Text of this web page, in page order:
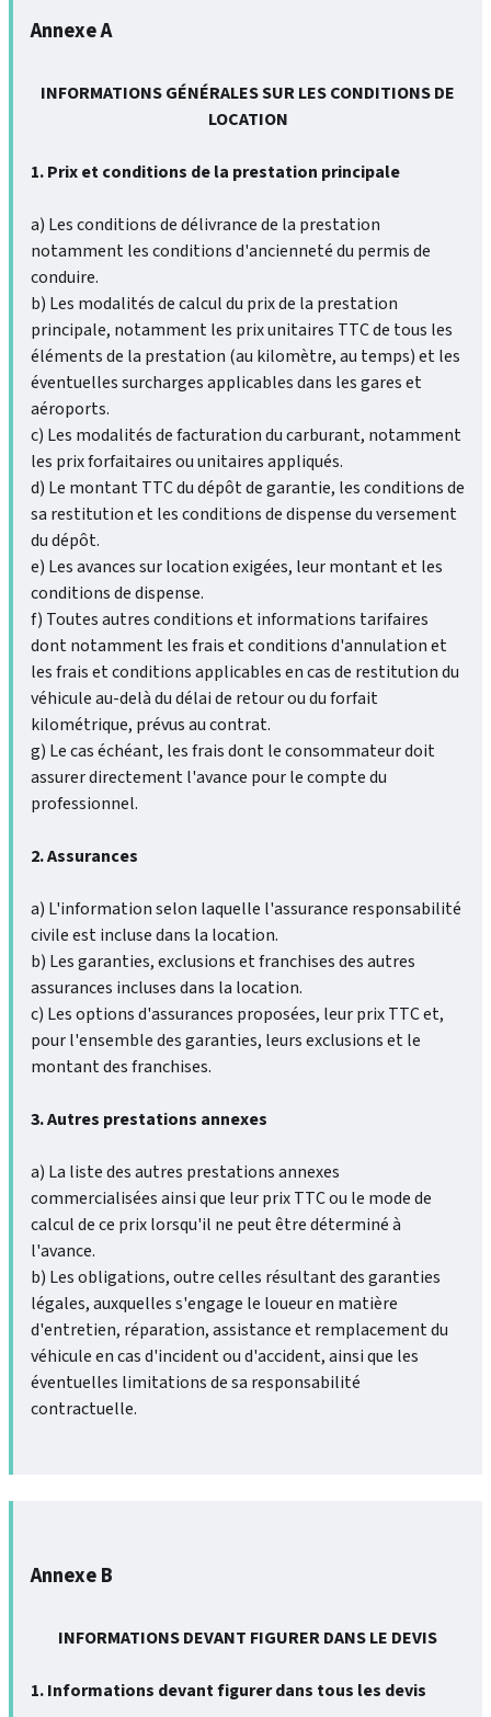
Annexe A
INFORMATIONS GÉNÉRALES SUR LES CONDITIONS DE
LOCATION
1. Prix et conditions de la prestation principale
a) Les conditions de délivrance de la prestation
notamment les conditions d'ancienneté du permis de
conduire.
b) Les modalités de calcul du prix de la prestation
principale, notamment les prix unitaires TTC de tous les
éléments de la prestation (au kilomètre, au temps) et les
éventuelles surcharges applicables dans les gares et
aéroports.
c) Les modalités de facturation du carburant, notamment
les prix forfaitaires ou unitaires appliqués.
d) Le montant TTC du dépôt de garantie, les conditions de
sa restitution et les conditions de dispense du versement
du dépôt.
e) Les avances sur location exigées, leur montant et les
conditions de dispense.
f) Toutes autres conditions et informations tarifaires
dont notamment les frais et conditions d'annulation et
les frais et conditions applicables en cas de restitution du
véhicule au-delà du délai de retour ou du forfait
kilométrique, prévus au contrat.
g) Le cas échéant, les frais dont le consommateur doit
assurer directement l'avance pour le compte du
professionnel.
2. Assurances
a) L'information selon laquelle l'assurance responsabilité
civile est incluse dans la location.
b) Les garanties, exclusions et franchises des autres
assurances incluses dans la location.
c) Les options d'assurances proposées, leur prix TTC et,
pour l'ensemble des garanties, leurs exclusions et le
montant des franchises.
3. Autres prestations annexes
a) La liste des autres prestations annexes
commercialisées ainsi que leur prix TTC ou le mode de
calcul de ce prix lorsqu'il ne peut être déterminé à
l'avance.
b) Les obligations, outre celles résultant des garanties
légales, auxquelles s'engage le loueur en matière
d'entretien, réparation, assistance et remplacement du
véhicule en cas d'incident ou d'accident, ainsi que les
éventuelles limitations de sa responsabilité
contractuelle.
Annexe B
INFORMATIONS DEVANT FIGURER DANS LE DEVIS
1. Informations devant figurer dans tous les devis